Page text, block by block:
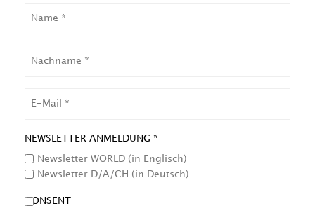
NEWSLETTER ANMELDUNG *
Newsletter WORLD (in Englisch)
Newsletter D/A/CH (in Deutsch)
CONSENT